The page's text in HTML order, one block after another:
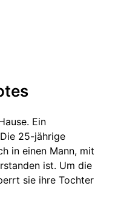
Ein
25-jährige
in einen Mann, mit
ist. Um die
sie ihre Tochter